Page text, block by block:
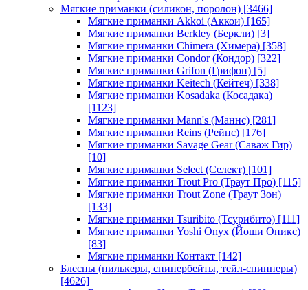
Мягкие приманки (силикон, поролон) [3466]
Мягкие приманки Akkoi (Аккои) [165]
Мягкие приманки Berkley (Беркли) [3]
Мягкие приманки Chimera (Химера) [358]
Мягкие приманки Condor (Кондор) [322]
Мягкие приманки Grifon (Грифон) [5]
Мягкие приманки Keitech (Кейтеч) [338]
Мягкие приманки Kosadaka (Косадака)
[1123]
Мягкие приманки Mann's (Маннс) [281]
Мягкие приманки Reins (Рейнс) [176]
Мягкие приманки Savage Gear (Саваж Гир)
[10]
Мягкие приманки Select (Селект) [101]
Мягкие приманки Trout Pro (Траут Про) [115]
Мягкие приманки Trout Zone (Траут Зон)
[133]
Мягкие приманки Tsuribito (Тсурибито) [111]
Мягкие приманки Yoshi Onyx (Йоши Оникс)
[83]
Мягкие приманки Контакт [142]
Блесны (пилькеры, спинербейты, тейл-спиннеры)
[4626]